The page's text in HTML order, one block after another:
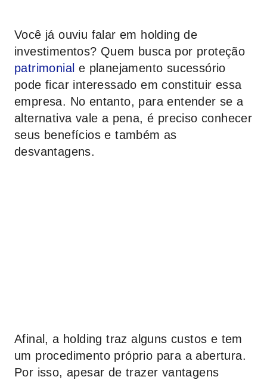
Você já ouviu falar em holding de
investimentos? Quem busca por proteção
patrimonial e planejamento sucessório
pode ficar interessado em constituir essa
empresa. No entanto, para entender se a
alternativa vale a pena, é preciso conhecer
seus benefícios e também as
desvantagens.
Afinal, a holding traz alguns custos e tem
um procedimento próprio para a abertura.
Por isso, apesar de trazer vantagens